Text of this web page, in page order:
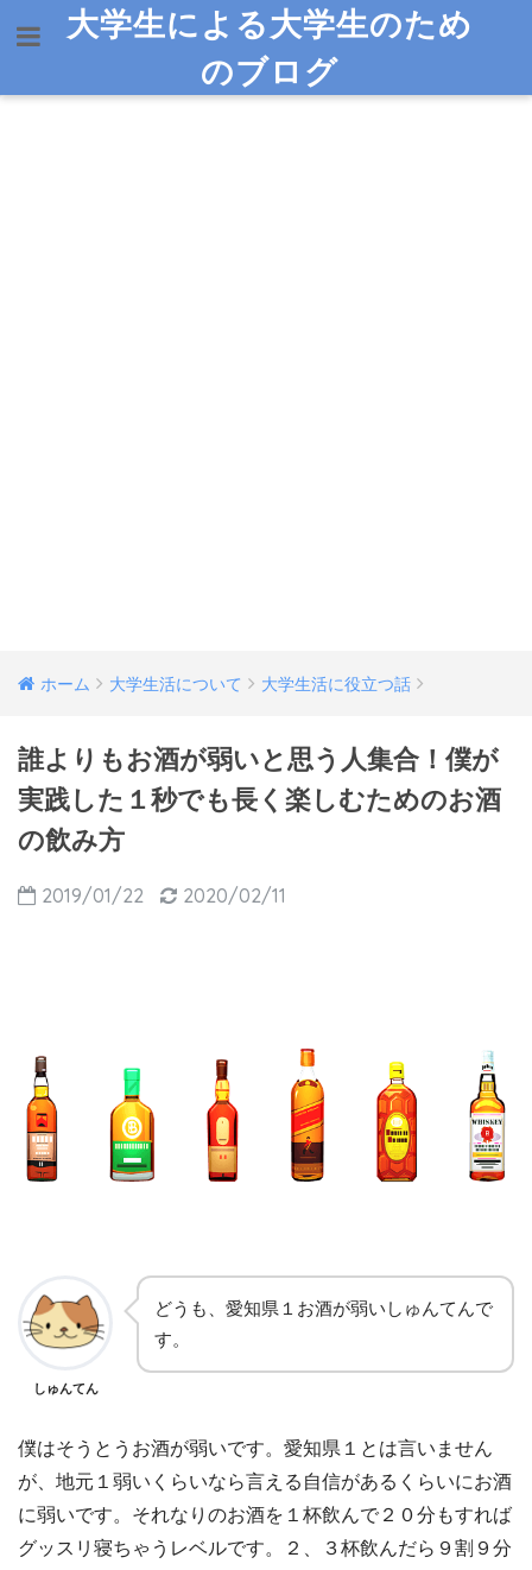
大学生による大学生のため
のブログ
ホーム 大学生活について 大学生活に役立つ話
誰よりもお酒が弱いと思う人集合！僕が
実践した１秒でも長く楽しむためのお酒
の飲み方
2019/01/22 2020/02/11
しゅんてん
どうも、愛知県１お酒が弱いしゅんてんで
す。
僕はそうとうお酒が弱いです。愛知県１とは言いません
が、地元１弱いくらいなら言える自信があるくらいにお酒
に弱いです。それなりのお酒を１杯飲んで２０分もすれば
グッスリ寝ちゃうレベルです。２、３杯飲んだら９割９分